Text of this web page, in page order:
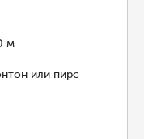
м
или пирс